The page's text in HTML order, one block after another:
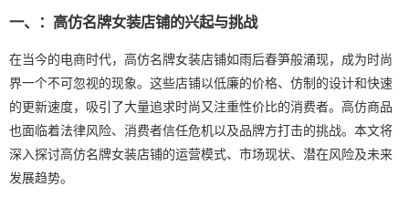
一、：高仿名牌女装店铺的兴起与挑战
在当今的电商时代，高仿名牌女装店铺如雨后春笋般涌现，成为时尚
界一个不可忽视的现象。这些店铺以低廉的价格、仿制的设计和快速
的更新速度，吸引了大量追求时尚又注重性价比的消费者。高仿商品
也面临着法律风险、消费者信任危机以及品牌方打击的挑战。本文将
深入探讨高仿名牌女装店铺的运营模式、市场现状、潜在风险及未来
发展趋势。